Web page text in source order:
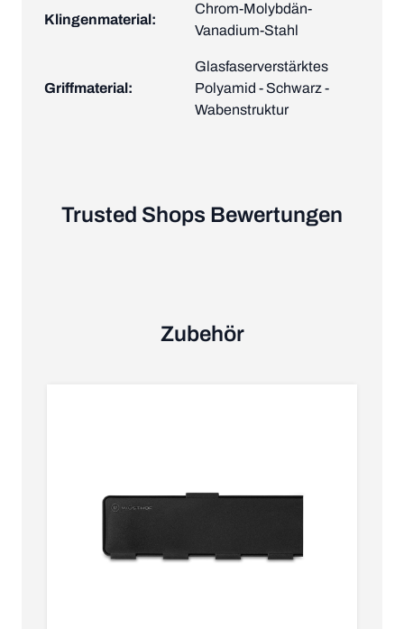
Klingenmaterial:
Chrom-Molybdän-
Vanadium-Stahl
Griffmaterial:
Glasfaserverstärktes
Polyamid - Schwarz -
Wabenstruktur
Trusted Shops Bewertungen
Zubehör